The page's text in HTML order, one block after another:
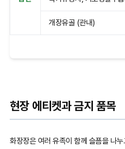
개장유골 (관내)
현장 에티켓과 금지 품목
화장장은 여러 유족이 함께 슬픔을 나